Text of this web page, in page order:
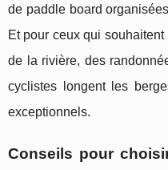
de paddle board
Et pour ceux qui
de la rivière, des
cyclistes longent les
exceptionnels.
Conseils pour